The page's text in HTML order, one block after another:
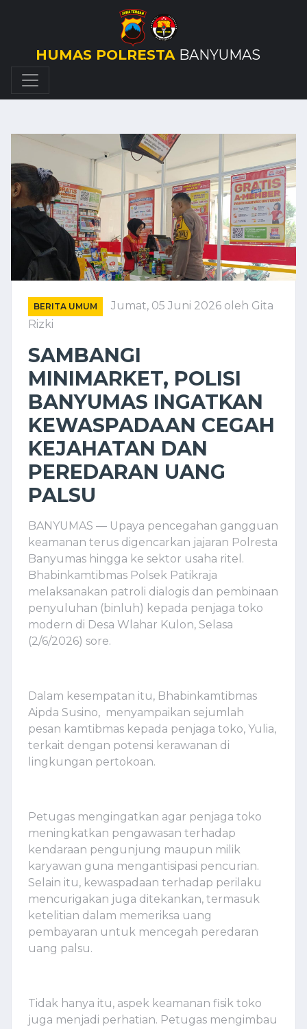
HUMAS POLRESTA BANYUMAS
BERITA UMUM Jumat, 05 Juni 2026 oleh Gita
Rizki
SAMBANGI
MINIMARKET, POLISI
BANYUMAS INGATKAN
KEWASPADAAN CEGAH
KEJAHATAN DAN
PEREDARAN UANG
PALSU
BANYUMAS — Upaya pencegahan gangguan
keamanan terus digencarkan jajaran Polresta
Banyumas hingga ke sektor usaha ritel.
Bhabinkamtibmas Polsek Patikraja
melaksanakan patroli dialogis dan pembinaan
penyuluhan (binluh) kepada penjaga toko
modern di Desa Wlahar Kulon, Selasa
(2/6/2026) sore.
Dalam kesempatan itu, Bhabinkamtibmas
Aipda Susino, menyampaikan sejumlah
pesan kamtibmas kepada penjaga toko, Yulia,
terkait dengan potensi kerawanan di
lingkungan pertokoan.
Petugas mengingatkan agar penjaga toko
meningkatkan pengawasan terhadap
kendaraan pengunjung maupun milik
karyawan guna mengantisipasi pencurian.
Selain itu, kewaspadaan terhadap perilaku
mencurigakan juga ditekankan, termasuk
ketelitian dalam memeriksa uang
pembayaran untuk mencegah peredaran
uang palsu.
Tidak hanya itu, aspek keamanan fisik toko
juga menjadi perhatian. Petugas mengimbau